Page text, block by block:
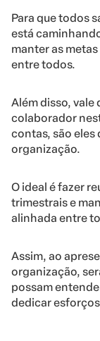
Para que todos
está
manter as
entre todos.
Além disso, vale
colaborador
contas, são eles
organização.
O ideal é fazer
trimestrais e
alinhada entre
Assim, ao
organização,
possam
dedicar